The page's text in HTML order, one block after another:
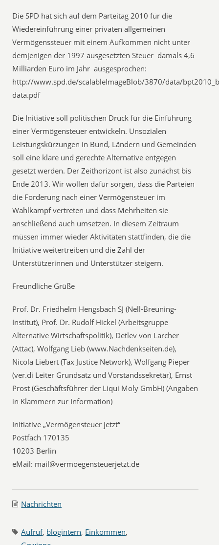
Die SPD hat sich auf dem Parteitag 2010 für die
Wiedereinführung einer privaten allgemeinen
Vermögenssteuer mit einem Aufkommen nicht unter
demjenigen der 1997 ausgesetzten Steuer  damals 4,6
Milliarden Euro im Jahr  ausgesprochen:
http://www.spd.de/scalableImageBlob/3870/data/
data.pdf
Die Initiative soll politischen Druck für die Einführung
einer Vermögensteuer entwickeln. Unsozialen
Leistungskürzungen in Bund, Ländern und Gemeinden
soll eine klare und gerechte Alternative entgegen
gesetzt werden. Der Zeithorizont ist also zunächst bis
Ende 2013. Wir wollen dafür sorgen, dass die Parteien
die Forderung nach einer Vermögensteuer im
Wahlkampf vertreten und dass Mehrheiten sie
anschließend auch umsetzen. In diesem Zeitraum
müssen immer wieder Aktivitäten stattfinden, die die
Initiative weitertreiben und die Zahl der
Unterstützerinnen und Unterstützer steigern.
Freundliche Grüße
Prof. Dr. Friedhelm Hengsbach SJ (Nell-Breuning-
Institut), Prof. Dr. Rudolf Hickel (Arbeitsgruppe
Alternative Wirtschaftspolitik), Detlev von Larcher
(Attac), Wolfgang Lieb (www.Nachdenkseiten.de),
Nicola Liebert (Tax Justice Network), Wolfgang Pieper
(ver.di Leiter Grundsatz und Vorstandssekretär), Ernst
Prost (Geschäftsführer der Liqui Moly GmbH) (Angaben
in Klammern zur Information)
Initiative „Vermögensteuer jetzt“
Postfach 170135
10203 Berlin
eMail: mail@vermoegensteuerjetzt.de
Nachrichten
Aufruf, blogintern, Einkommen,